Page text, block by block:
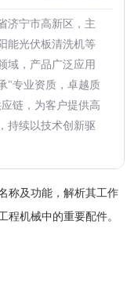
济宁市高新区，主
能光伏板清洗机等
域，产品广泛应用
"专业资质，卓越质
链，为客户提供高
持续以技术创新驱
称及功能，解析其工作
程机械中的重要配件。